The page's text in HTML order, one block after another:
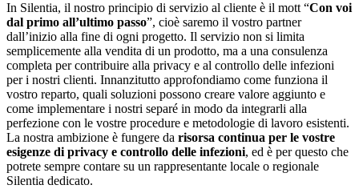
In Silentia, il nostro principio di servizio al cliente è il mott “Con voi
dal primo all’ultimo passo”, cioè saremo il vostro partner
dall’inizio alla fine di ogni progetto. Il servizio non si limita
semplicemente alla vendita di un prodotto, ma a una consulenza
completa per contribuire alla privacy e al controllo delle infezioni
per i nostri clienti. Innanzitutto approfondiamo come funziona il
vostro reparto, quali soluzioni possono creare valore aggiunto e
come implementare i nostri separé in modo da integrarli alla
perfezione con le vostre procedure e metodologie di lavoro esistenti.
La nostra ambizione è fungere da risorsa continua per le vostre
esigenze di privacy e controllo delle infezioni, ed è per questo che
potrete sempre contare su un rappresentante locale o regionale
Silentia dedicato.